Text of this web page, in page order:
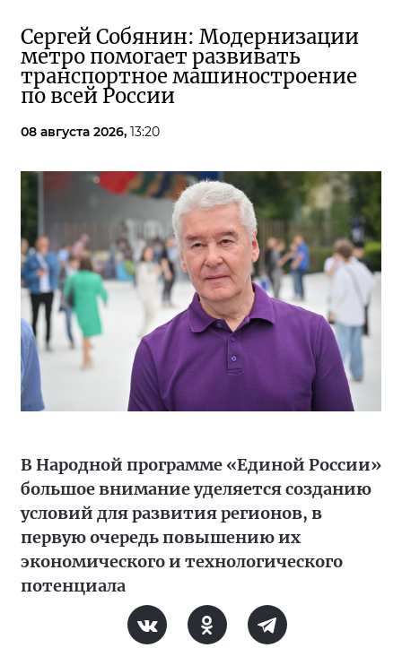
Сергей Собянин: Модернизации
метро помогает развивать
транспортное машиностроение
по всей России
08 августа 2026, 13:20
В Народной программе «Единой России»
большое внимание уделяется созданию
условий для развития регионов, в
первую очередь повышению их
экономического и технологического
потенциала